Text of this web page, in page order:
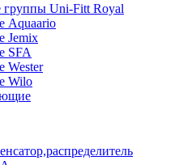
группы Uni-Fitt Royal
Aquaario
Jemix
SFA
Wester
Wilo